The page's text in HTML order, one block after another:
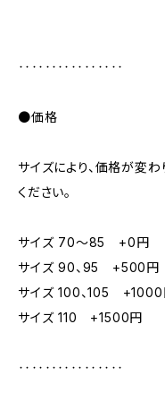
‥‥‥‥‥‥‥‥
●価格
サイズにより、価格が変
ください。
サイズ 70～85 +0円
サイズ 90、95 +500円
サイズ 100、105 +1000
サイズ 110 +1500円
‥‥‥‥‥‥‥‥